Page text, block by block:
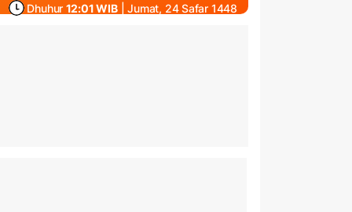
Dhuhur 12:01 WIB | Jumat, 24 Safar 1448